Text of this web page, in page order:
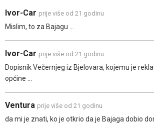
Ivor-Car prije više od 21 godinu
Mislim, to za Bajagu ...
Ivor-Car prije više od 21 godinu
Dopisnik Večernjeg iz Bjelovara, kojemu je
općine ...
Ventura prije više od 21 godinu
da mi je znati, ko je otkrio da je Bajaga dobio